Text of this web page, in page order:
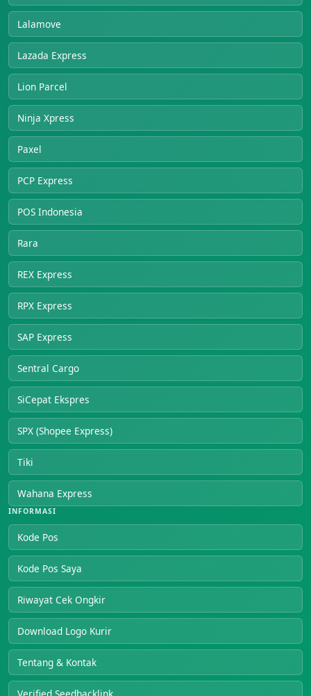
Lalamove
Lazada Express
Lion Parcel
Ninja Xpress
Paxel
PCP Express
POS Indonesia
Rara
REX Express
RPX Express
SAP Express
Sentral Cargo
SiCepat Ekspres
SPX (Shopee Express)
Tiki
Wahana Express
INFORMASI
Kode Pos
Kode Pos Saya
Riwayat Cek Ongkir
Download Logo Kurir
Tentang & Kontak
Verified Seedbacklink